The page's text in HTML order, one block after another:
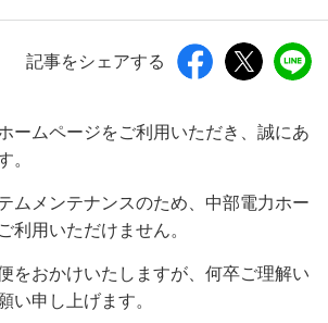
記事をシェアする
ームページをご利用いただき、誠にあ
。
ムメンテナンスのため、中部電力ホー
利用いただけません。
をおかけいたしますが、何卒ご理解い
い申し上げます。